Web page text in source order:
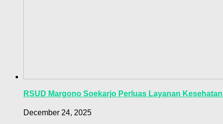
RSUD Margono Soekarjo Perluas Layanan
December 24, 2025